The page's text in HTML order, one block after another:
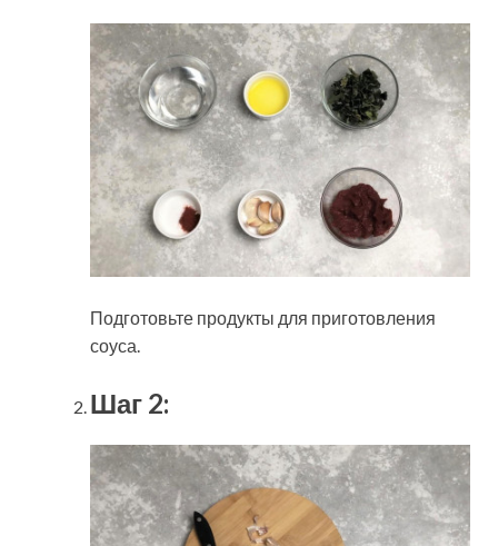
Подготовьте продукты для приготовления
соуса.
Шаг 2: